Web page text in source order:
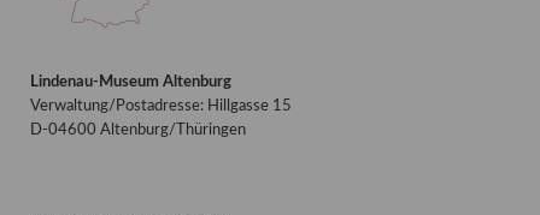
Lindenau-Museum Altenburg
Verwaltung/Postadresse: Hillgasse 15
D-04600 Altenburg/Thüringen